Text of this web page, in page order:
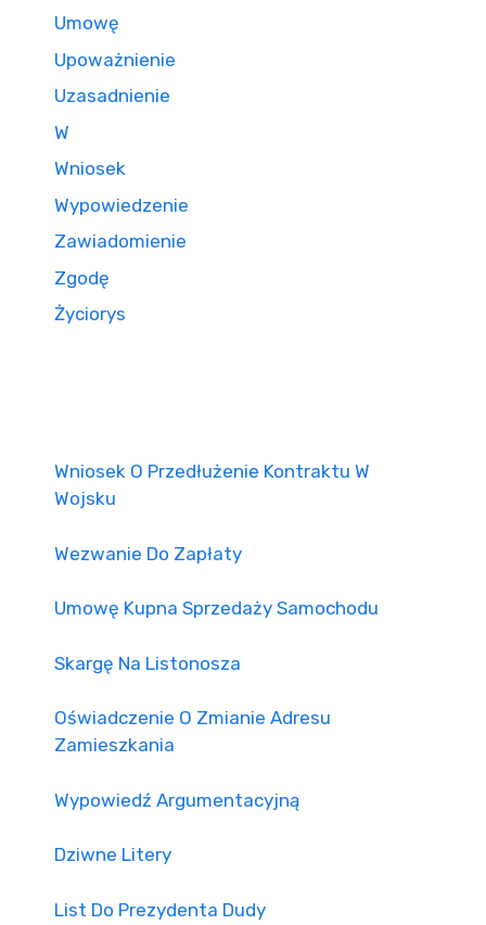
Umowę
Upoważnienie
Uzasadnienie
W
Wniosek
Wypowiedzenie
Zawiadomienie
Zgodę
Życiorys
Wniosek O Przedłużenie Kontraktu W
Wojsku
Wezwanie Do Zapłaty
Umowę Kupna Sprzedaży Samochodu
Skargę Na Listonosza
Oświadczenie O Zmianie Adresu
Zamieszkania
Wypowiedź Argumentacyjną
Dziwne Litery
List Do Prezydenta Dudy